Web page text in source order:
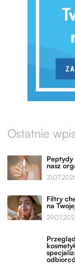
Ostatnie
nasz
Filtry
na